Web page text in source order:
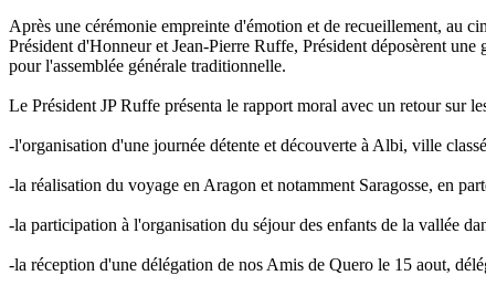
Après une cérémonie empreinte d'émotion et de recueillement, au
Président d'Honneur et Jean-Pierre Ruffe, Président déposèrent
pour l'assemblée générale traditionnelle.
Le Président JP Ruffe présenta le rapport moral avec un retour sur
-l'organisation d'une journée détente et découverte à Albi, ville
-la réalisation du voyage en Aragon et notamment Saragosse, en
-la participation à l'organisation du séjour des enfants de la vallée
-la réception d'une délégation de nos Amis de Quero le 15 aout,